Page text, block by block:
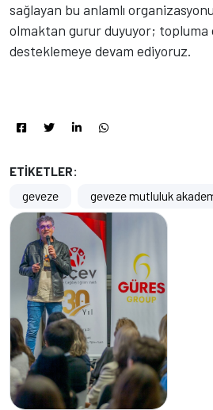
sağlayan bu anlamlı
olmaktan gurur duyuyor;
desteklemeye devam ediyoruz.
ETİKETLER:
geveze
geveze mutluluk